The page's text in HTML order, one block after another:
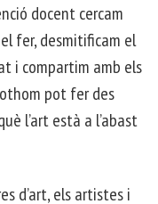
docent cercam
fer, desmitificam el
i compartim amb els
pot fer des
l’art està a l’abast
d’art, els artistes i